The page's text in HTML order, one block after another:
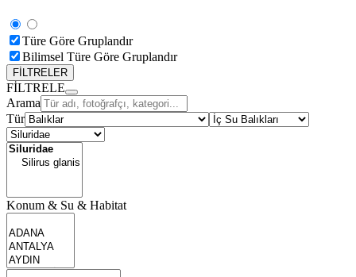
Türe Göre Gruplandır
Bilimsel Türe Göre Gruplandır
FİLTRELER
FİLTRELE
Arama
Tür
Konum & Su & Habitat